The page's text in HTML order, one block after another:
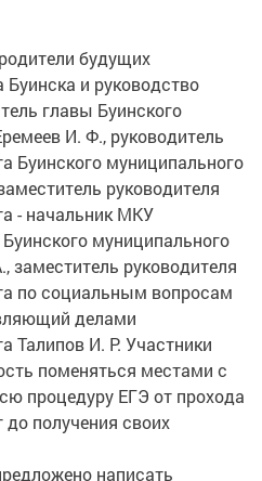
будущих
и руководство
главы Буинского
И. Ф., руководитель
Буинского муниципального
руководителя
- начальник МКУ
муниципального
заместитель руководителя
по социальным вопросам
делами
Талипов И. Р. Участники
поменяться местами с
процедуру ЕГЭ от прохода
получения своих
написать